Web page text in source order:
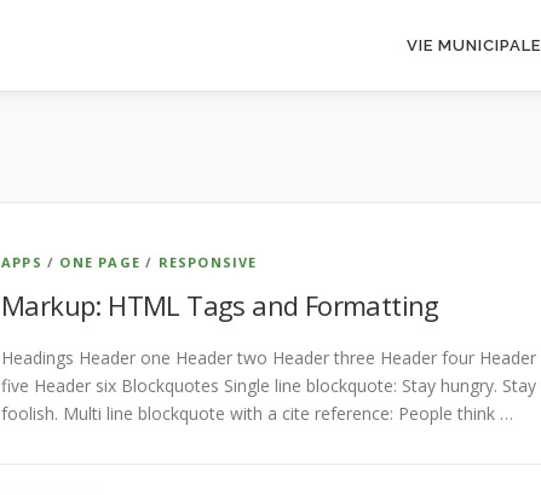
VIE MUNICIPALE
APPS / ONE PAGE / RESPONSIVE
Markup: HTML Tags and Formatting
Headings Header one Header two Header three Header four Header
five Header six Blockquotes Single line blockquote: Stay hungry. Stay
foolish. Multi line blockquote with a cite reference: People think …